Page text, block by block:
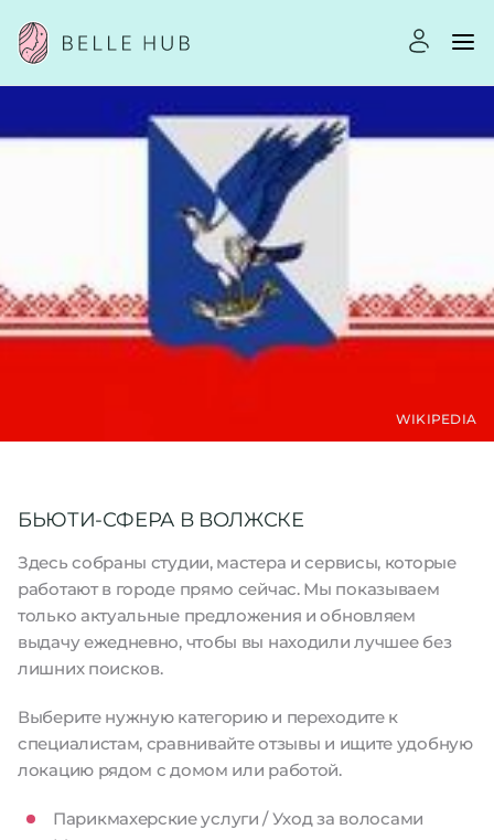
WIKIPEDIA
БЬЮТИ-СФЕРА В ВОЛЖСКЕ
Здесь собраны студии, мастера и сервисы, которые
работают в городе прямо сейчас. Мы показываем
только актуальные предложения и обновляем
выдачу ежедневно, чтобы вы находили лучшее без
лишних поисков.
Выберите нужную категорию и переходите к
специалистам, сравнивайте отзывы и ищите удобную
локацию рядом с домом или работой.
Парикмахерские услуги / Уход за волосами